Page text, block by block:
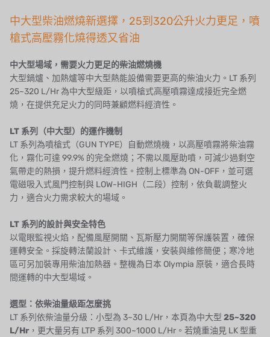
泰國 HAYCARB
法國 SUNTEC
美國 PUROLITE
日本 OLYMPIA
日本 KATSURA
義大利 BRAHMA
SAGINOMIYA
HONEYWELL
AZBIL (YAMATAKE)
OLTREMARE
NIPCON
中大型柴油燃燒新選擇，25到320公升火力更足，噴
槍式高壓霧化燒得透又省油
中大型場域，需要火力更足的柴油燃燒機
大型鍋爐、加熱爐等中大型熱能設備需要更高的柴油火力。LT 系列
25~320 L/Hr 為中大型級距，以噴槍式高壓噴霧達成接近完全燃
燒，在提供充足火力的同時兼顧燃料經濟性。
LT 系列（中大型）的運作機制
LT 系列為噴槍式（GUN TYPE）自動燃燒機，以高壓噴霧將柴油霧
化，霧化可達 99.9% 的完全燃燒；不需以風壓助噴，可減少過剩空
氣帶走的熱損，提升燃料經濟性。控制上標準為 ON-OFF，並可選
電磁吸入式風門控制與 LOW-HIGH（二段）控制，依負載調整火
力，適合火力需求較大的場域。
LT 系列的設計與安全特色
以電眼監視火焰，配備風壓開關、瓦斯壓力開關等保護裝置，確保
運轉安全。採旋轉法蘭設計、卡式維護，安裝與維修簡便；寒冷地
區可另加裝專用柴油加熱器。整機為日本 Olympia 原裝，適合長時
間運轉的中大型場域。
選型：依柴油量級距怎麼挑
LT 系列依柴油量分級：小型為 3~30 L/Hr ，本頁為中大型 25~320
L/Hr ，更大量另有 LTP 系列 300~1000 L/Hr。若燒重油見 LK 型重